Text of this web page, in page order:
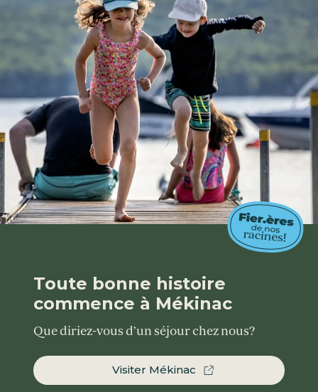
Toute bonne histoire
commence à Mékinac
Que diriez-vous d’un séjour chez nous?
Visiter Mékinac